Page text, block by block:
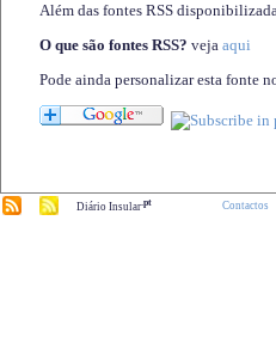
Além das fontes RSS
O que são fontes RSS? veja aqui
Pode ainda personalizar esta fonte
Diário Insular.pt Contactos